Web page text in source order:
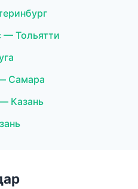
— Тольятти
Самара
Казань